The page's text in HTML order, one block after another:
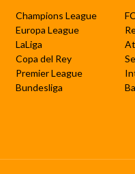
Champions League
Europa League
LaLiga
Copa del Rey
Premier League
Bundesliga